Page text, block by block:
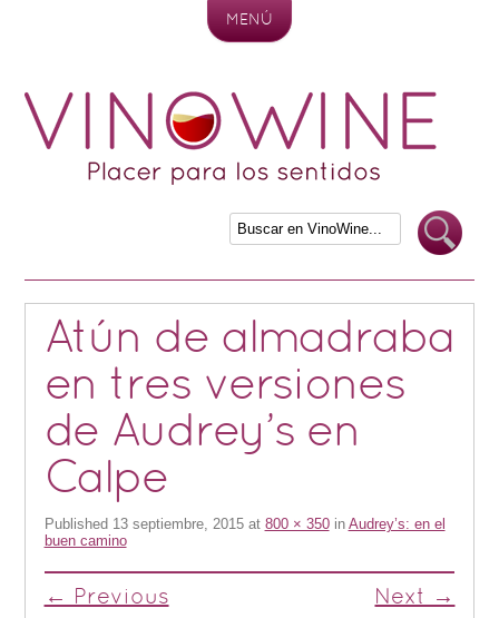
MENÚ
Atún de almadraba
en tres versiones
de Audrey’s en
Calpe
Published 13 septiembre, 2015at 800 × 350in Audrey’s: en el
buen camino
← Previous Next →